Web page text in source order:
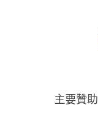
主要贊助